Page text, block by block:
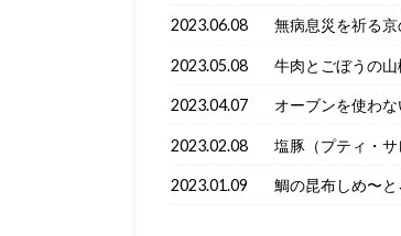
2023.06.08 無病息災を祈る京
2023.05.08 牛肉とごぼうの
2023.04.07 オーブンを使わ
2023.02.08 塩豚（プティ・
2023.01.09 鯛の昆布しめ〜